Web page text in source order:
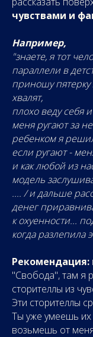
чувствами и
Например,
"знаете, я тот
параллели в
приношу пятерку
хвалят,
плохо веду себя
меня ругают за
ребенком я
если ругают -
и как любой из
модель
.... / и дальше
денег
к охуенности...
когда разлепила
Рекомендация:
"Свобода", там я
сторителлы из
Эти сторителлы
Ты уже умеешь их
возьмешь от